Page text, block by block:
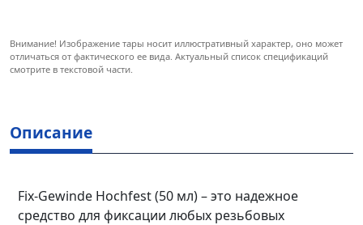
Внимание! Изображение тары носит иллюстративный характер, оно может
отличаться от фактического ее вида. Актуальный список спецификаций
смотрите в текстовой части.
Описание
Fix-Gewinde Hochfest (50 мл) – это надежное
средство для фиксации любых резьбовых